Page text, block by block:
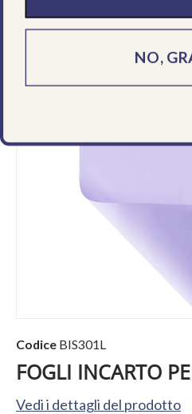
Codice BIS301L
FOGLI INCARTO
Vedi i dettagli del prodotto
NO,